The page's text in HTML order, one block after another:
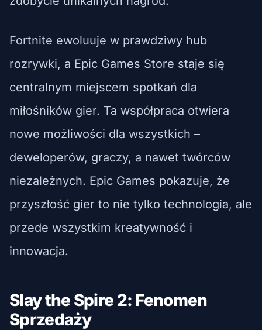
Fortnite ewoluuje w prawdziwy hub
rozrywki, a Epic Games Store staje się
centralnym miejscem spotkań dla
miłośników gier. Ta współpraca otwiera
nowe możliwości dla wszystkich –
deweloperów, graczy, a nawet twórców
niezależnych. Epic Games pokazuje, że
przyszłość gier to nie tylko technologia, ale
przede wszystkim kreatywność i
innowacja.
Slay the Spire 2: Fenomen
Sprzedaży